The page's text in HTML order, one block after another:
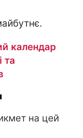
календар
та
на цей